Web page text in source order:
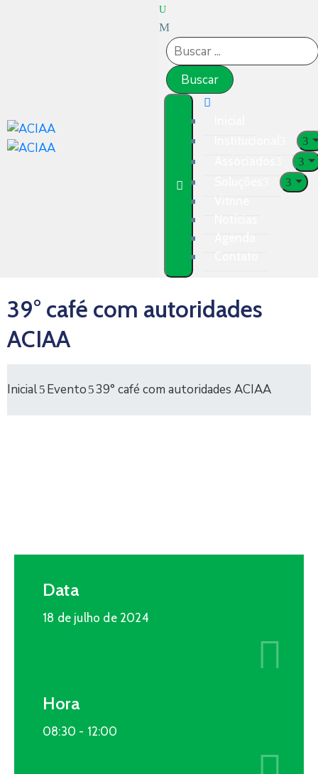
39° café com autoridades
ACIAA
Inicial Evento 39° café com autoridades ACIAA
Data
18 de julho de 2024
Hora
08:30 - 12:00